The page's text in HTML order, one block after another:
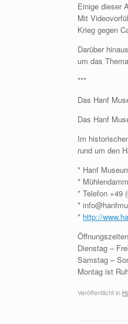
Einige dieser
Mit
Krieg gegen
Darüber
um das
***
Das Hanf
Das Hanf
Im
rund um den
* Hanf
*
* Telefon +49
*
* http://
Öffnungszeiten
Dienstag –
Samstag –
Montag ist
Veröffentlicht in